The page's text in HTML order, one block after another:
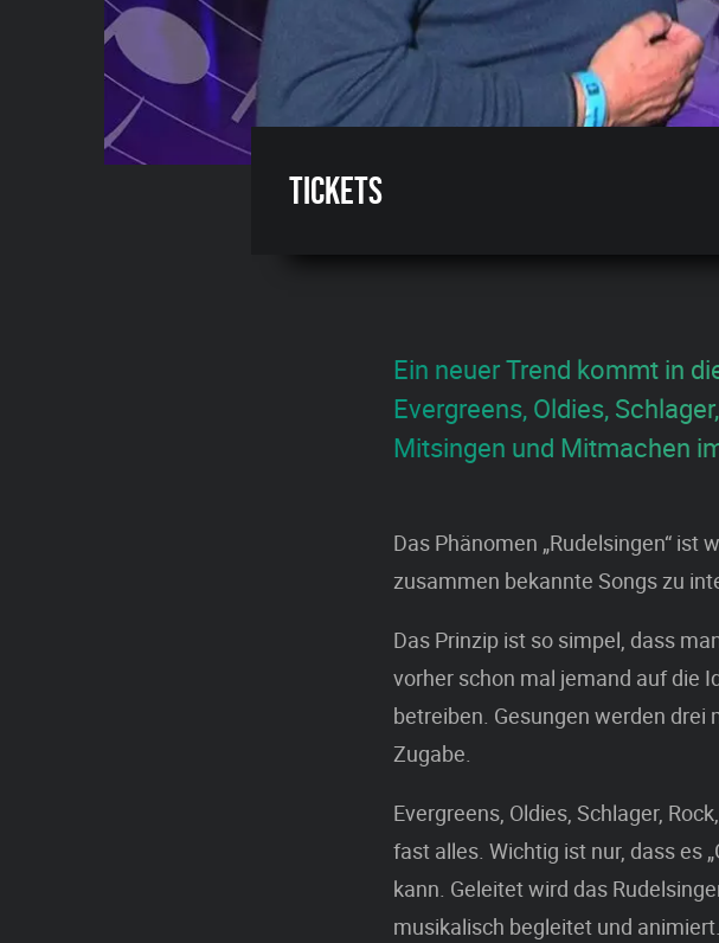
Tickets
Ein neuer Trend kommt in
Evergreens, Oldies,
Mitsingen und Mitmachen
Das Phänomen „Rudelsingen“
zusammen bekannte Songs zu
Das Prinzip ist so simpel, dass
vorher schon mal jemand auf die
betreiben. Gesungen werden drei
Zugabe.
Evergreens, Oldies, Schlager,
fast alles. Wichtig ist nur, dass es
kann. Geleitet wird das
musikalisch begleitet und